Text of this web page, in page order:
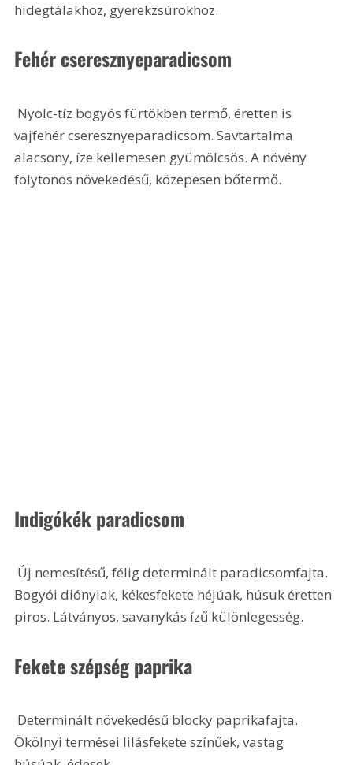
hidegtálakhoz, gyerekzsúrokhoz.
Fehér cseresznyeparadicsom
vajfehér cseresznyeparadicsom. Savtartalma
alacsony, íze kellemesen gyümölcsös. A növény
folytonos növekedésű, közepesen bőtermő.
Indigókék paradicsom
Bogyói diónyiak, kékesfekete héjúak, húsuk éretten
piros. Látványos, savanykás ízű különlegesség.
Fekete szépség paprika
Ökölnyi termései lilásfekete színűek, vastag